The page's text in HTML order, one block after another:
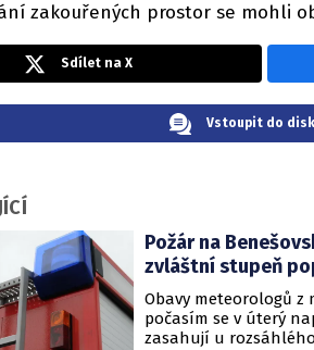
zakouřených prostor se mohli
Sdílet na X
Vstoupit do
Požár na
zvláštní stupeň
Obavy meteorologů z
počasím se v úterý
zasahují u